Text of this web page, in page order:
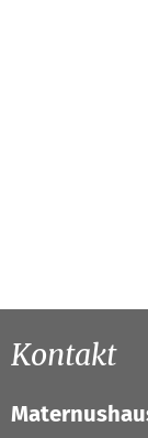
Kontakt